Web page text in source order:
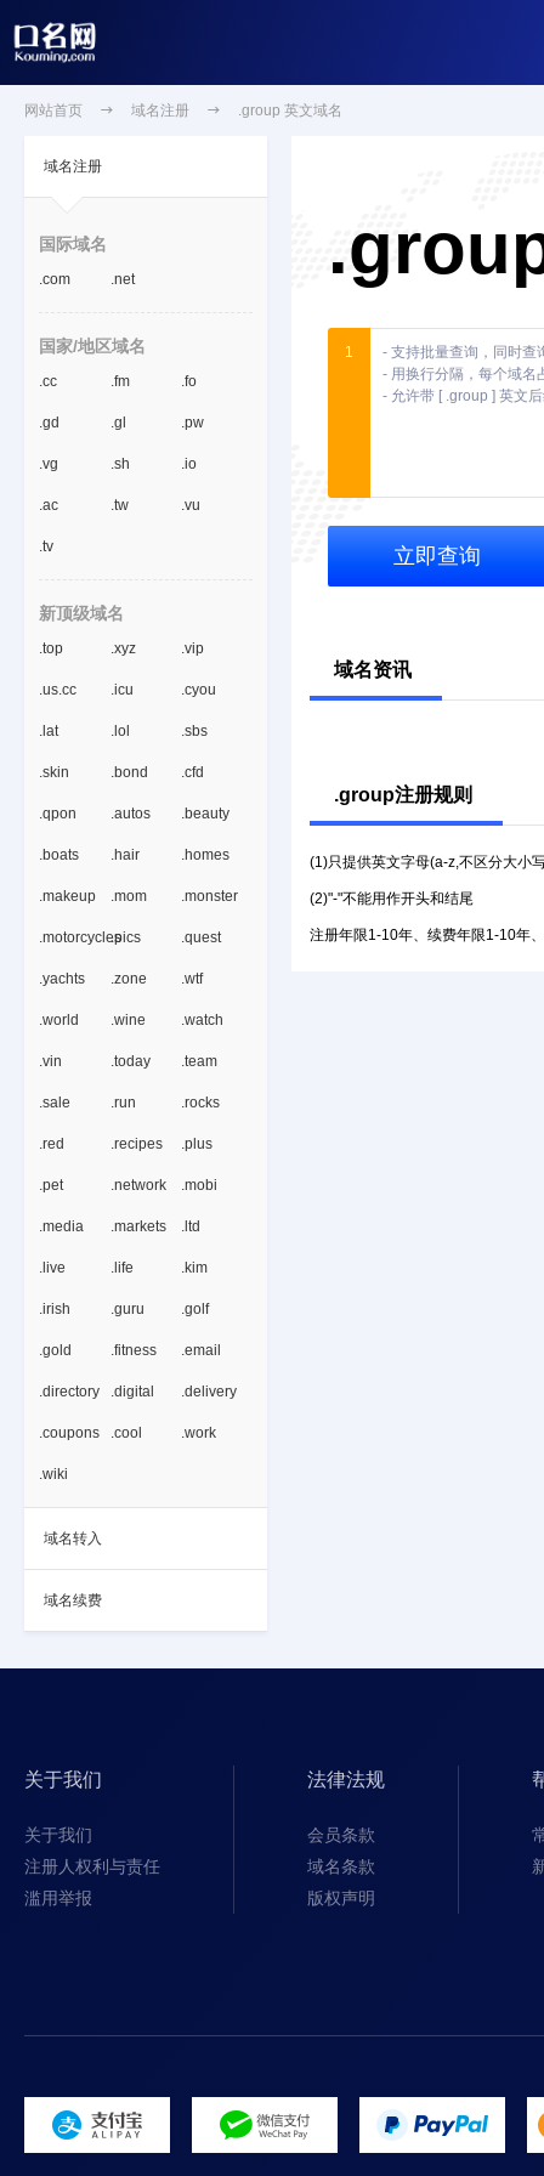
网站首页  域名注册  .group 英文域名
域名注册
国际域名
.com .net
国家/地区域名
.cc .fm .fo
.gd .gl .pw
.vg .sh .io
.ac .tw .vu
.tv
新顶级域名
.top .xyz .vip
.us.cc .icu .cyou
.lat .lol .sbs
.skin .bond .cfd
.qpon .autos .beauty
.boats .hair .homes
.makeup .mom .monster
.motorcycles.pics .quest
.yachts .zone .wtf
.world .wine .watch
.vin .today .team
.sale .run .rocks
.red .recipes .plus
.pet .network .mobi
.media .markets .ltd
.live .life .kim
.irish .guru .golf
.gold .fitness .email
.directory .digital .delivery
.coupons .cool .work
.wiki
域名转入
域名续费
1
立即查询
域名资讯
.group注册规则
(1)只提供英文字母(a-z,不区分大小
(2)"-"不能用作开头和结尾
注册年限1-10年、续费年限1-10年
关于我们
关于我们
注册人权利与责任
滥用举报
法律法规
会员条款
域名条款
版权声明